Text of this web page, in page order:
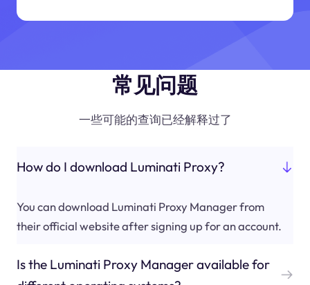
常见问题
一些可能的查询已经解释过了
How do I download Luminati Proxy?
You can download Luminati Proxy Manager from
their official website after signing up for an account.
Is the Luminati Proxy Manager available for